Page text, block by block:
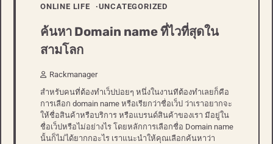
ONLINE LIFE
UNCATEGORIZED
ค้นหา Domain name ที่ไวที่สุดใน
สามโลก
Rackmanager
สำหรับคนที่ต้องทำเว็ปบ่อยๆ หนึ่งในงานทีต้องทำเลยก็คือ
การเลือก domain name หรือเรียกว่าชื่อเว็ป ว่าเราอยากจะ
ให้ชื่อสินค้าหรือบริการ หรือแบรนด์สินค้าของเรา มีอยู่ใน
ชื่อเว็ปหรือไม่อย่างไร โดยหลักการเลือกชื่อ Domain name
นั้นก็ไม่ได้ยากกอะไร เราแนะนำให้คุณเลือกค้นหาว่า